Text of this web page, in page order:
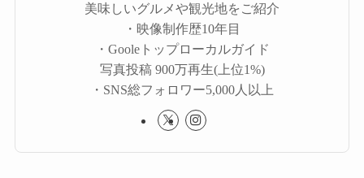
美味しいグルメや観光地をご紹介
・映像制作歴10年目
・Gooleトップローカルガイド
写真投稿 900万再生(上位1%)
・SNS総フォロワー5,000人以上